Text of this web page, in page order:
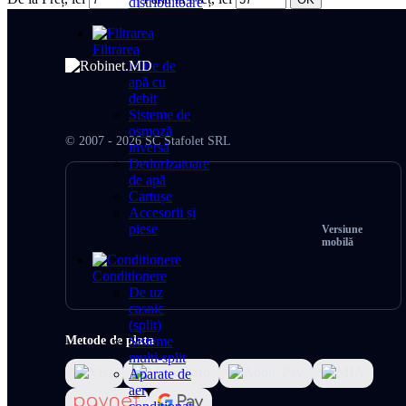
Filtrarea
Filtre de
apă cu
debit
Sisteme de
osmoză
inversă
Dedurizatoare
de apă
Cartușe
Accesorii și
piese
Conditionere
De uz
casnic
(split)
Sisteme
multi-split
Aparate de
aer
© 2007 - 2026 SC Stafolet SRL
Versiune
mobilă
Metode de plata